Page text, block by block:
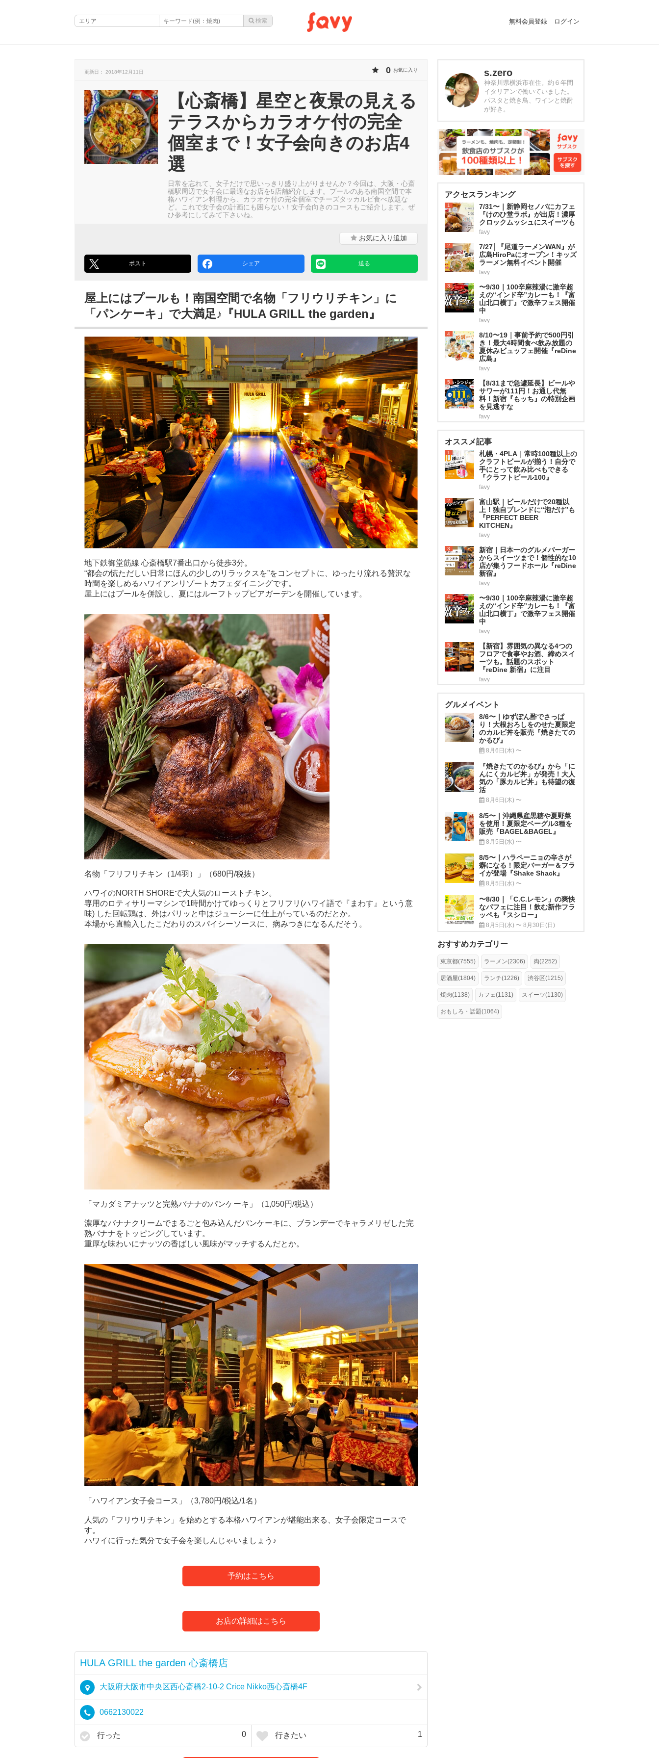
無料会員登録 ログイン
更新日： 2018年12月11日 0 お気に入り
【心斎橋】星空と夜景の見える
テラスからカラオケ付の完全
個室まで！女子会向きのお店4
選
日常を忘れて、女子だけで思いっきり盛り上がりませんか？今回は、大阪・心斎
橋駅周辺で女子会に最適なお店を5店舗紹介します。プールのある南国空間で本
格ハワイアン料理から、カラオケ付の完全個室でチーズタッカルビ食べ放題な
ど。これで女子会の計画にも困らない！女子会向きのコースもご紹介します。ぜ
ひ参考にしてみて下さいね。
お気に入り追加
ポスト シェア 送る
屋上にはプールも！南国空間で名物「フリウリチキン」に
「パンケーキ」で大満足♪『HULA GRILL the garden』
地下鉄御堂筋線 心斎橋駅7番出口から徒歩3分。
“都会の慌ただしい日常にほんの少しのリラックスを”をコンセプトに、ゆったり流れる贅沢な
時間を楽しめるハワイアンリゾートカフェダイニングです。
屋上にはプールを併設し、夏にはルーフトップビアガーデンを開催しています。
名物「フリフリチキン（1/4羽）」（680円/税抜）
ハワイのNORTH SHOREで大人気のローストチキン。
専用のロティサリーマシンで1時間かけてゆっくりとフリフリ(ハワイ語で『まわす』という意
味) した回転鶏は、外はパリッと中はジューシーに仕上がっているのだとか。
本場から直輸入したこだわりのスパイシーソースに、病みつきになるんだそう。
「マカダミアナッツと完熟バナナのパンケーキ」（1,050円/税込）
濃厚なバナナクリームでまるごと包み込んだパンケーキに、ブランデーでキャラメリゼした完
熟バナナをトッピングしています。
重厚な味わいにナッツの香ばしい風味がマッチするんだとか。
「ハワイアン女子会コース」（3,780円/税込/1名）
人気の「フリウリチキン」を始めとする本格ハワイアンが堪能出来る、女子会限定コースで
す。
ハワイに行った気分で女子会を楽しんじゃいましょう♪
予約はこちら
お店の詳細はこちら
HULA GRILL the garden 心斎橋店
大阪府大阪市中央区西心斎橋2-10-2 Crice Nikko西心斎橋4F
0662130022
行った 0 行きたい 1
s.zero
神奈川県横浜市在住。約６年間
イタリアンで働いていました。
パスタと焼き鳥、ワインと焼酎
が好き。
アクセスランキング
1
7/31〜｜新静岡セノバにカフェ
『けのひ堂ラボ』が出店！濃厚
クロックムッシュにスイーツも
favy
2
7/27│『尾道ラーメンWAN』が
広島HiroPaにオープン！キッズ
ラーメン無料イベント開催
favy
3
〜9/30｜100辛麻辣湯に激辛超
えの“インド辛”カレーも！『富
山北口横丁』で激辛フェス開催
中
favy
4
8/10〜19｜事前予約で500円引
き！最大4時間食べ飲み放題の
夏休みビュッフェ開催『reDine
広島』
favy
5
【8/31まで急遽延長】ビールや
サワーが111円！お通し代無
料！新宿『もッち』の特別企画
を見逃すな
favy
オススメ記事
1
札幌・4PLA｜常時100種以上の
クラフトビールが揃う！自分で
手にとって飲み比べもできる
『クラフトビール100』
favy
2
富山駅｜ビールだけで20種以
上！独自ブレンドに“泡だけ”も
『PERFECT BEER
KITCHEN』
favy
3
新宿｜日本一のグルメバーガー
からスイーツまで！個性的な10
店が集うフードホール『reDine
新宿』
favy
4
〜9/30｜100辛麻辣湯に激辛超
えの“インド辛”カレーも！『富
山北口横丁』で激辛フェス開催
中
favy
5
【新宿】雰囲気の異なる4つの
フロアで食事やお酒、締めスイ
ーツも。話題のスポット
『reDine 新宿』に注目
favy
グルメイベント
8/6〜｜ゆずぽん酢でさっぱ
り！大根おろしをのせた夏限定
のカルビ丼を販売『焼きたての
かるび』
8月6日(木) 〜
『焼きたてのかるび』から「に
んにくカルビ丼」が発売！大人
気の「豚カルビ丼」も待望の復
活
8月6日(木) 〜
8/5〜｜沖縄県産黒糖や夏野菜
を使用！夏限定ベーグル3種を
販売『BAGEL&BAGEL』
8月5日(水) 〜
8/5〜｜ハラペーニョの辛さが
癖になる！限定バーガー＆フラ
イが登場『Shake Shack』
8月5日(水) 〜
〜8/30｜「C.C.レモン」の爽快
なパフェに注目！飲む新作フラ
ッペも『スシロー』
8月5日(水) 〜 8月30日(日)
おすすめカテゴリー
東京都(7555) ラーメン(2306) 肉(2252)
居酒屋(1804) ランチ(1226) 渋谷区(1215)
焼肉(1138) カフェ(1131) スイーツ(1130)
おもしろ・話題(1064)